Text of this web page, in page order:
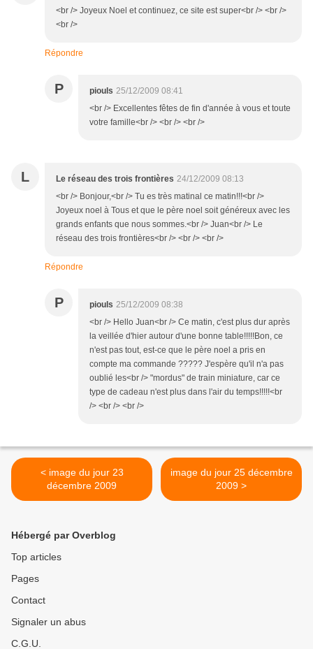
<br /> Joyeux Noel et continuez, ce site est super<br /> <br />
<br />
Répondre
P piouls 25/12/2009 08:41
<br /> Excellentes fêtes de fin d'année à vous et toute
votre famille<br /> <br /> <br />
L Le réseau des trois frontières 24/12/2009 08:13
<br /> Bonjour,<br /> Tu es très matinal ce matin!!!<br />
Joyeux noel à Tous et que le père noel soit généreux avec les
grands enfants que nous sommes.<br /> Juan<br /> Le
réseau des trois frontières<br /> <br /> <br />
Répondre
P piouls 25/12/2009 08:38
<br /> Hello Juan<br /> Ce matin, c'est plus dur après
la veillée d'hier autour d'une bonne table!!!!!Bon, ce
n'est pas tout, est-ce que le père noel a pris en
compte ma commande ????? J'espère qu'il n'a pas
oublié les<br /> "mordus" de train miniature, car ce
type de cadeau n'est plus dans l'air du temps!!!!!<br
/> <br /> <br />
< image du jour 23
décembre 2009
image du jour 25 décembre
2009 >
Hébergé par Overblog
Top articles
Pages
Contact
Signaler un abus
C.G.U.